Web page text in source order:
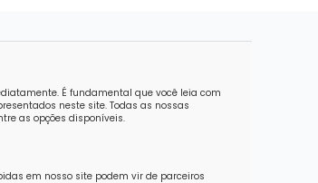
É fundamental que você leia com
neste site. Todas as nossas
as opções disponíveis.
em nosso site podem vir de parceiros